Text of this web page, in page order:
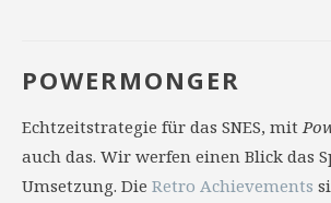
POWERMONGER
Echtzeitstrategie für das SNES, mit
auch das. Wir werfen einen Blick das
Umsetzung. Die Retro Achievements